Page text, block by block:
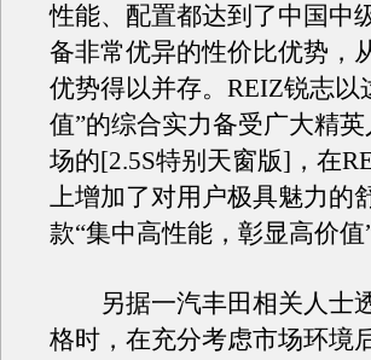
性能、配置都达到了中国中
备非常优异的性价比优势，
优势得以并存。REIZ锐志
值”的综合实力备受广大精
场的[2.5S特别天窗版]，在
上增加了对用户极具魅力的
款“集中高性能，彰显高价值
另据一汽丰田相关人士透
格时，在充分考虑市场环境